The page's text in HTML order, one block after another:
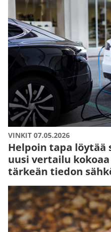
VINKIT 07.05.2026
Helpoin tapa löytää
uusi vertailu
tärkeän tiedon